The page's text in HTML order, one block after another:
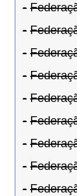
-
-
-
-
-
-
-
-
-